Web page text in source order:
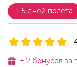
1-5 дней полёта
+ 2 бонусов за